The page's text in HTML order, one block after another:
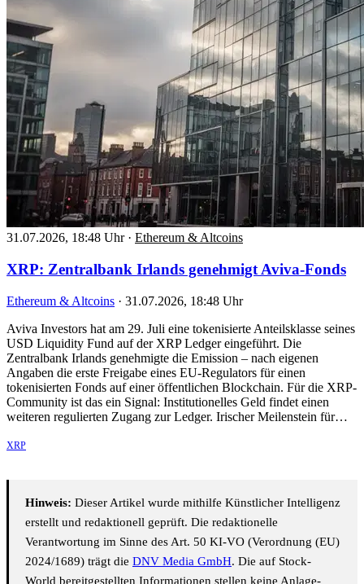
31.07.2026, 18:48 Uhr · Ethereum & Altcoins
XRP: Zentralbank Irlands genehmigt Aviva-Fonds
Ethereum & Altcoins · 31.07.2026, 18:48 Uhr
Aviva Investors hat am 29. Juli eine tokenisierte Anteilsklasse seines
USD Liquidity Fund auf der XRP Ledger eingeführt. Die
Zentralbank Irlands genehmigte die Emission – nach eigenen
Angaben die erste Freigabe eines EU-Regulators für einen
tokenisierten Fonds auf einer öffentlichen Blockchain. Für die XRP-
Community ist das ein Signal: Institutionelles Geld findet einen
weiteren regulierten Zugang zur Ledger. Irischer Meilenstein für…
XRP
Hinweis: Dieser Artikel wurde mithilfe Künstlicher Intelligenz
erstellt und redaktionell geprüft. Die redaktionelle
Verantwortung im Sinne des Art. 50 KI-VO (Verordnung (EU)
2024/1689) trägt die DNV Media GmbH. Die auf Stock-
World bereitgestellten Informationen stellen keine Anlage-